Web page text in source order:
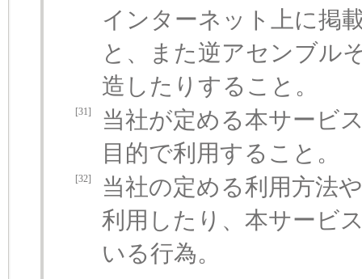
インターネット上に掲
と、また逆アセンブル
造したりすること。
[31]
当社が定める本サービ
目的で利用すること。
[32]
当社の定める利用方法
利用したり、本サービ
いる行為。